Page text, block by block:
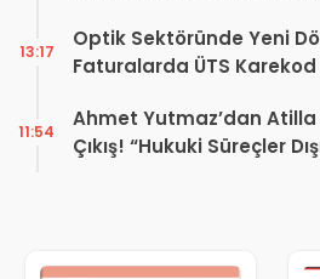
Optik Sektöründe Yeni
Faturalarda ÜTS Karekod
13:17
Ahmet Yutmaz’dan Atilla
Çıkış! “Hukuki Süreçler
11:54